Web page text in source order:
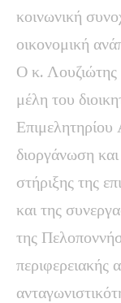
κοινωνική
οικονομική
Ο κ. Λουζιώτης
μέλη του
Επιμελητηρίου
διοργάνωση
στήριξης της
και της
της
περιφερειακής